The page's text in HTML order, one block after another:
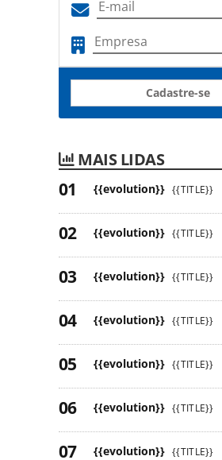
Cadastre-se
MAIS LIDAS
{{evolution}} {{TITLE}}
{{evolution}} {{TITLE}}
{{evolution}} {{TITLE}}
{{evolution}} {{TITLE}}
{{evolution}} {{TITLE}}
{{evolution}} {{TITLE}}
{{evolution}} {{TITLE}}